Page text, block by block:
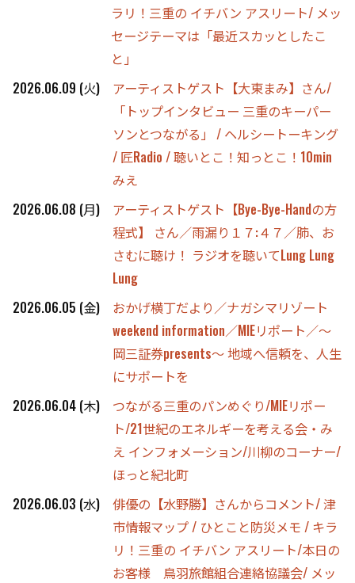
ラリ！三重の イチバン アスリート/ メッ
セージテーマは「最近スカッとしたこ
と」
2026.06.09 (火)
アーティストゲスト【大東まみ】さん/
「トップインタビュー 三重のキーパー
ソンとつながる」 / ヘルシートーキング
/ 匠Radio / 聴いとこ！知っとこ！10min
みえ
2026.06.08 (月)
アーティストゲスト【Bye-Bye-Handの方
程式】 さん／雨漏り１７:４７／肺、お
さむに聴け！ ラジオを聴いてLung Lung
Lung
2026.06.05 (金)
おかげ横丁だより／ナガシマリゾート
weekend information／MIEリポート／～
岡三証券presents～ 地域へ信頼を、人生
にサポートを
2026.06.04 (木)
つながる三重のパンめぐり/MIEリポー
ト/21世紀のエネルギーを考える会・み
え インフォメーション/川柳のコーナー/
ほっと紀北町
2026.06.03 (水)
俳優の【水野勝】さんからコメント/ 津
市情報マップ / ひとこと防災メモ / キラ
リ！三重の イチバン アスリート/本日の
お客様 鳥羽旅館組合連絡協議会/ メッ